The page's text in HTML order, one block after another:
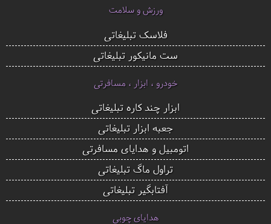
ورزش و سلامت
فلاسک تبلیغاتی
ست مانیکور تبلیغاتی
خودرو ، ابزار ، مسافرتی
ابزار چند کاره تبلیغاتی
جعبه ابزار تبلیغاتی
اتومبیل و هدایای مسافرتی
تراول ماگ تبلیغاتی
آفتابگیر تبلیغاتی
هدایای چوبی